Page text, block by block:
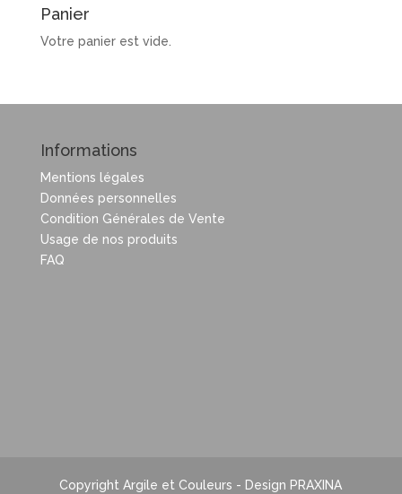
Panier
Votre panier est vide.
Informations
Mentions légales
Données personnelles
Condition Générales de Vente
Usage de nos produits
FAQ
Copyright Argile et Couleurs - Design PRAXINA